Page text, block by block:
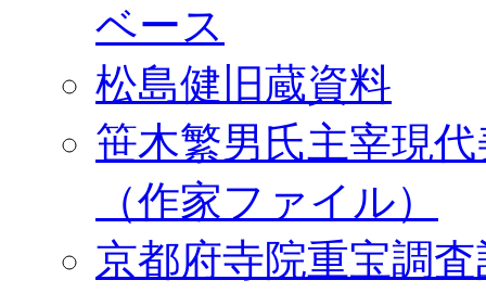
ベース
松島健旧蔵資料
笹木繁男氏主宰現
（作家ファイル）
京都府寺院重宝調